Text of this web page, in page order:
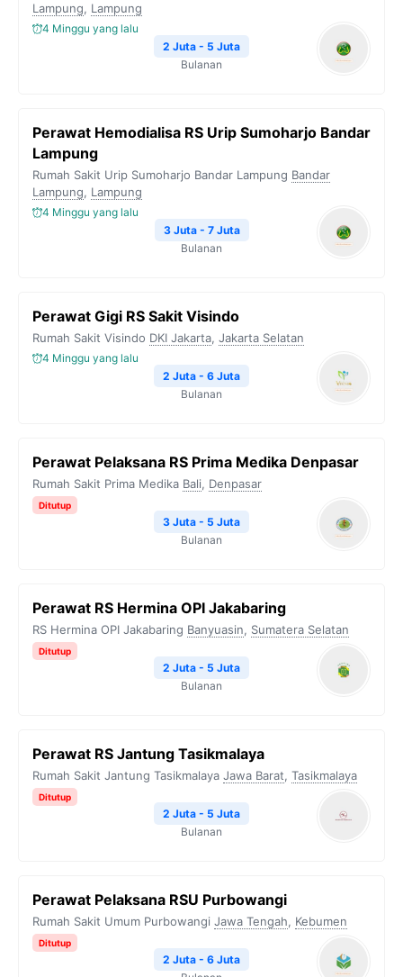
Lampung, Lampung
4 Minggu yang lalu
2 Juta - 5 Juta
Bulanan
Perawat Hemodialisa RS Urip Sumoharjo Bandar
Lampung
Rumah Sakit Urip Sumoharjo Bandar Lampung Bandar
Lampung, Lampung
4 Minggu yang lalu
3 Juta - 7 Juta
Bulanan
Perawat Gigi RS Sakit Visindo
Rumah Sakit Visindo DKI Jakarta, Jakarta Selatan
4 Minggu yang lalu
2 Juta - 6 Juta
Bulanan
Perawat Pelaksana RS Prima Medika Denpasar
Rumah Sakit Prima Medika Bali, Denpasar
Ditutup
3 Juta - 5 Juta
Bulanan
Perawat RS Hermina OPI Jakabaring
RS Hermina OPI Jakabaring Banyuasin, Sumatera Selatan
Ditutup
2 Juta - 5 Juta
Bulanan
Perawat RS Jantung Tasikmalaya
Rumah Sakit Jantung Tasikmalaya Jawa Barat, Tasikmalaya
Ditutup
2 Juta - 5 Juta
Bulanan
Perawat Pelaksana RSU Purbowangi
Rumah Sakit Umum Purbowangi Jawa Tengah, Kebumen
Ditutup
2 Juta - 6 Juta